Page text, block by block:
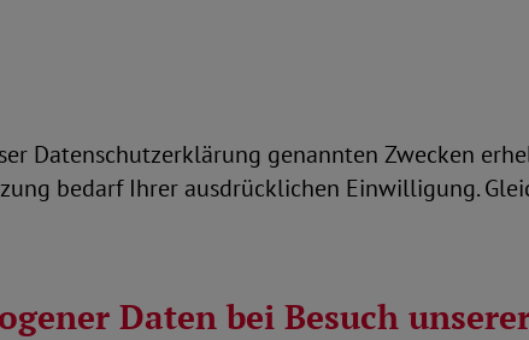
Datenschutzerklärung genannten Zwecken
bedarf Ihrer ausdrücklichen Einwilligung.
Daten bei Besuch